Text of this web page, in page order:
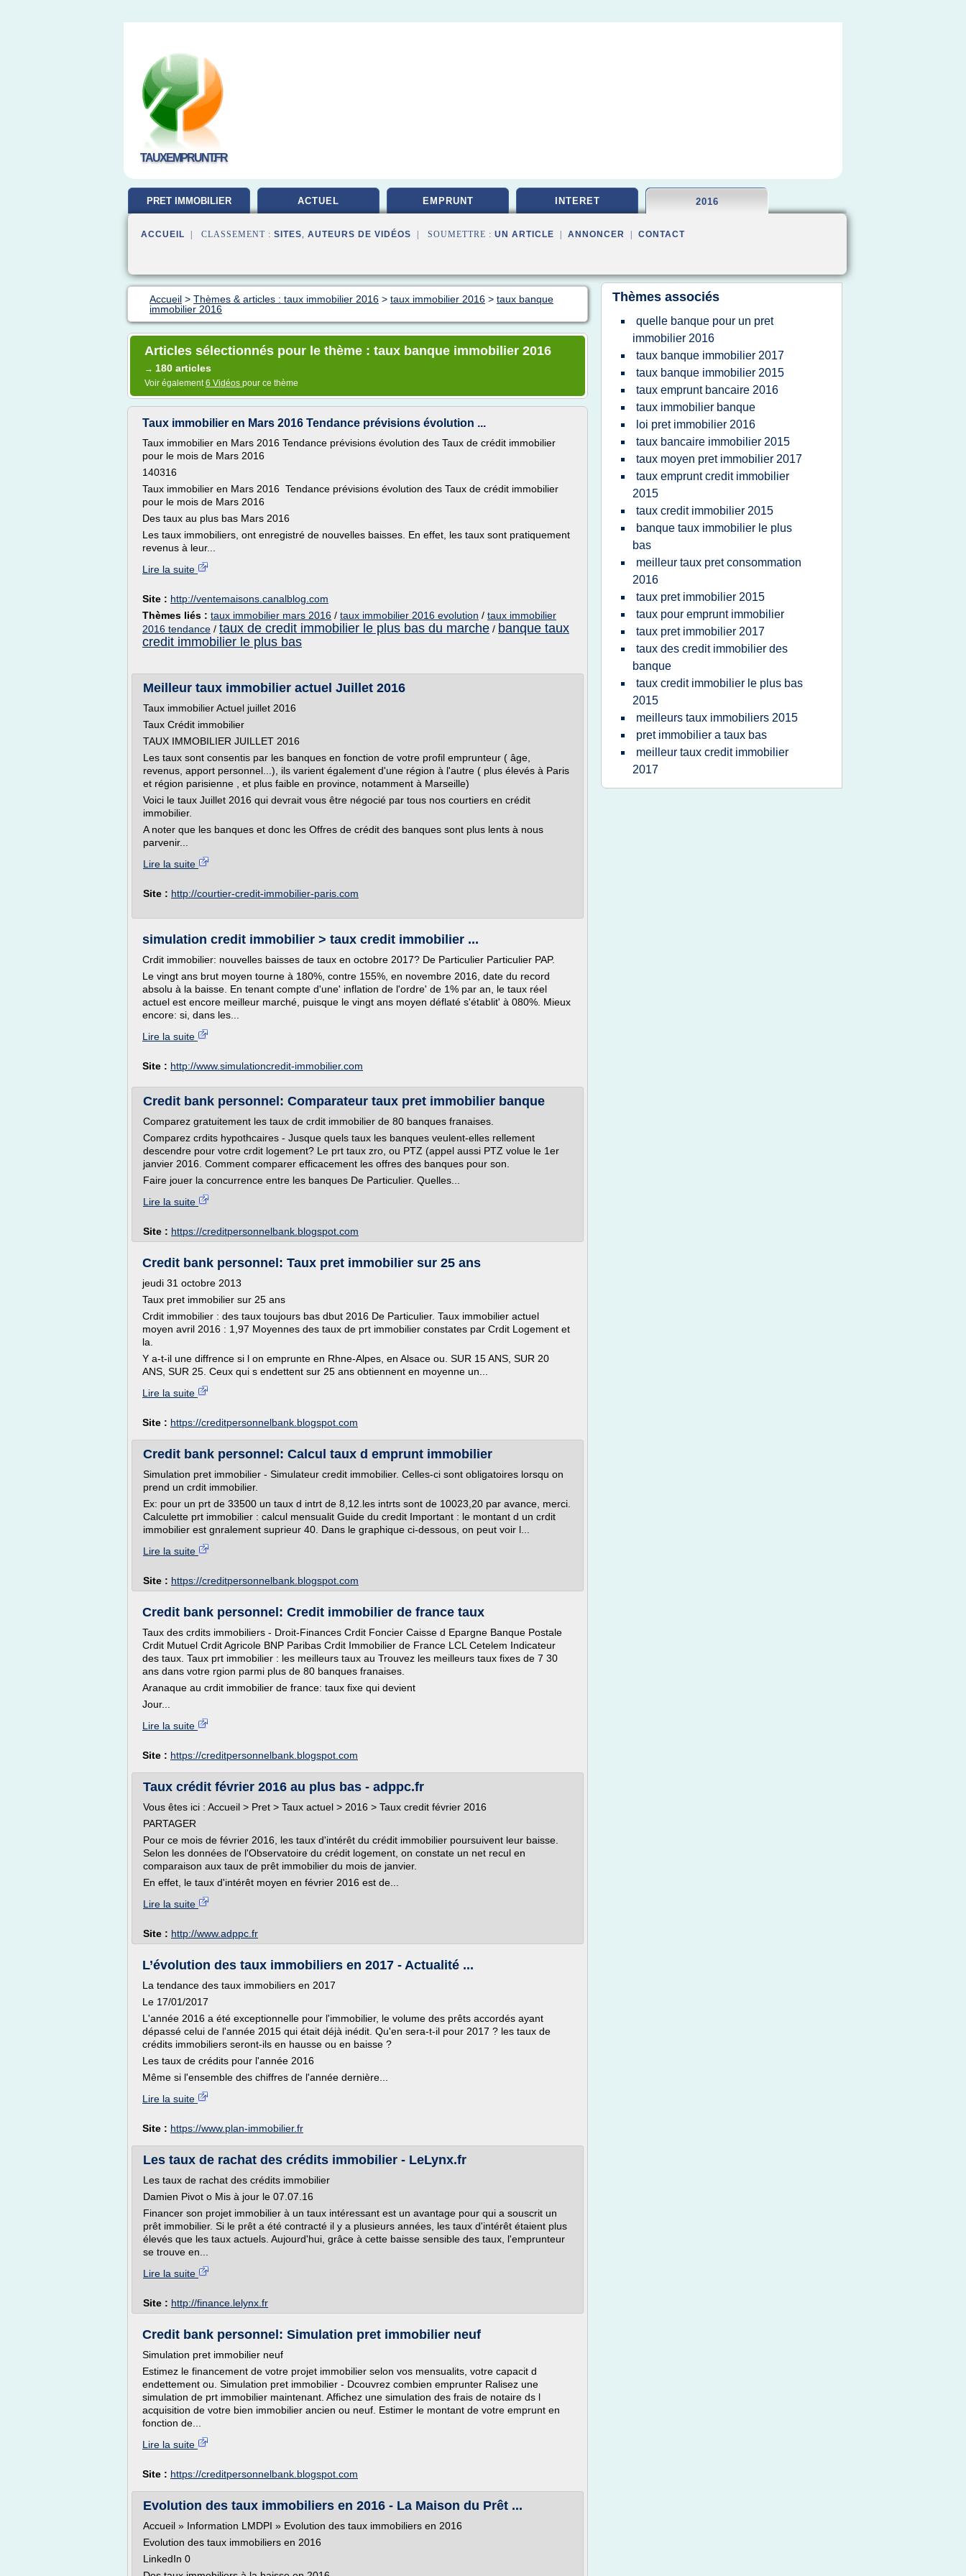
TAUXEMPRUNT.FR
PRET IMMOBILIER ACTUEL EMPRUNT INTERET 2016
ACCUEIL | CLASSEMENT : SITES, AUTEURS DE VIDÉOS | SOUMETTRE : UN ARTICLE ANNONCER CONTACT
Accueil > Thèmes & articles : taux immobilier 2016 > taux immobilier 2016 > taux banque
immobilier 2016
Articles sélectionnés pour le thème : taux banque immobilier 2016
→ 180 articles
Voir également6 Vidéos pour ce thème
Taux immobilier en Mars 2016 Tendance prévisions évolution ...
Taux immobilier en Mars 2016 Tendance prévisions évolution des Taux de crédit immobilier
pour le mois de Mars 2016
140316
Taux immobilier en Mars 2016 Tendance prévisions évolution des Taux de crédit immobilier
pour le mois de Mars 2016
Des taux au plus bas Mars 2016
Les taux immobiliers, ont enregistré de nouvelles baisses. En effet, les taux sont pratiquement
revenus à leur...
Lire la suite
Site : http://ventemaisons.canalblog.com
Thèmes liés : taux immobilier mars 2016 / taux immobilier 2016 evolution / taux immobilier
2016 tendance / taux de credit immobilier le plus bas du marche / banque taux
credit immobilier le plus bas
Meilleur taux immobilier actuel Juillet 2016
Taux immobilier Actuel juillet 2016
Taux Crédit immobilier
TAUX IMMOBILIER JUILLET 2016
Les taux sont consentis par les banques en fonction de votre profil emprunteur ( âge,
revenus, apport personnel...), ils varient également d'une région à l'autre ( plus élevés à Paris
et région parisienne , et plus faible en province, notamment à Marseille)
Voici le taux Juillet 2016 qui devrait vous être négocié par tous nos courtiers en crédit
immobilier.
A noter que les banques et donc les Offres de crédit des banques sont plus lents à nous
parvenir...
Lire la suite
Site : http://courtier-credit-immobilier-paris.com
simulation credit immobilier > taux credit immobilier ...
Crdit immobilier: nouvelles baisses de taux en octobre 2017? De Particulier Particulier PAP.
Le vingt ans brut moyen tourne à 180%, contre 155%, en novembre 2016, date du record
absolu à la baisse. En tenant compte d'une' inflation de l'ordre' de 1% par an, le taux réel
actuel est encore meilleur marché, puisque le vingt ans moyen déflaté s'établit' à 080%. Mieux
encore: si, dans les...
Lire la suite
Site : http://www.simulationcredit-immobilier.com
Credit bank personnel: Comparateur taux pret immobilier banque
Comparez gratuitement les taux de crdit immobilier de 80 banques franaises.
Comparez crdits hypothcaires - Jusque quels taux les banques veulent-elles rellement
descendre pour votre crdit logement? Le prt taux zro, ou PTZ (appel aussi PTZ volue le 1er
janvier 2016. Comment comparer efficacement les offres des banques pour son.
Faire jouer la concurrence entre les banques De Particulier. Quelles...
Lire la suite
Site : https://creditpersonnelbank.blogspot.com
Credit bank personnel: Taux pret immobilier sur 25 ans
jeudi 31 octobre 2013
Taux pret immobilier sur 25 ans
Crdit immobilier : des taux toujours bas dbut 2016 De Particulier. Taux immobilier actuel
moyen avril 2016 : 1,97 Moyennes des taux de prt immobilier constates par Crdit Logement et
la.
Y a-t-il une diffrence si l on emprunte en Rhne-Alpes, en Alsace ou. SUR 15 ANS, SUR 20
ANS, SUR 25. Ceux qui s endettent sur 25 ans obtiennent en moyenne un...
Lire la suite
Site : https://creditpersonnelbank.blogspot.com
Credit bank personnel: Calcul taux d emprunt immobilier
Simulation pret immobilier - Simulateur credit immobilier. Celles-ci sont obligatoires lorsqu on
prend un crdit immobilier.
Ex: pour un prt de 33500 un taux d intrt de 8,12.les intrts sont de 10023,20 par avance, merci.
Calculette prt immobilier : calcul mensualit Guide du credit Important : le montant d un crdit
immobilier est gnralement suprieur 40. Dans le graphique ci-dessous, on peut voir l...
Lire la suite
Site : https://creditpersonnelbank.blogspot.com
Credit bank personnel: Credit immobilier de france taux
Taux des crdits immobiliers - Droit-Finances Crdit Foncier Caisse d Epargne Banque Postale
Crdit Mutuel Crdit Agricole BNP Paribas Crdit Immobilier de France LCL Cetelem Indicateur
des taux. Taux prt immobilier : les meilleurs taux au Trouvez les meilleurs taux fixes de 7 30
ans dans votre rgion parmi plus de 80 banques franaises.
Aranaque au crdit immobilier de france: taux fixe qui devient
Jour...
Lire la suite
Site : https://creditpersonnelbank.blogspot.com
Taux crédit février 2016 au plus bas - adppc.fr
Vous êtes ici : Accueil > Pret > Taux actuel > 2016 > Taux credit février 2016
PARTAGER
Pour ce mois de février 2016, les taux d'intérêt du crédit immobilier poursuivent leur baisse.
Selon les données de l'Observatoire du crédit logement, on constate un net recul en
comparaison aux taux de prêt immobilier du mois de janvier.
En effet, le taux d'intérêt moyen en février 2016 est de...
Lire la suite
Site : http://www.adppc.fr
L’évolution des taux immobiliers en 2017 - Actualité ...
La tendance des taux immobiliers en 2017
Le 17/01/2017
L'année 2016 a été exceptionnelle pour l'immobilier, le volume des prêts accordés ayant
dépassé celui de l'année 2015 qui était déjà inédit. Qu'en sera-t-il pour 2017 ? les taux de
crédits immobiliers seront-ils en hausse ou en baisse ?
Les taux de crédits pour l'année 2016
Même si l'ensemble des chiffres de l'année dernière...
Lire la suite
Site : https://www.plan-immobilier.fr
Les taux de rachat des crédits immobilier - LeLynx.fr
Les taux de rachat des crédits immobilier
Damien Pivot o Mis à jour le 07.07.16
Financer son projet immobilier à un taux intéressant est un avantage pour qui a souscrit un
prêt immobilier. Si le prêt a été contracté il y a plusieurs années, les taux d'intérêt étaient plus
élevés que les taux actuels. Aujourd'hui, grâce à cette baisse sensible des taux, l'emprunteur
se trouve en...
Lire la suite
Site : http://finance.lelynx.fr
Credit bank personnel: Simulation pret immobilier neuf
Simulation pret immobilier neuf
Estimez le financement de votre projet immobilier selon vos mensualits, votre capacit d
endettement ou. Simulation pret immobilier - Dcouvrez combien emprunter Ralisez une
simulation de prt immobilier maintenant. Affichez une simulation des frais de notaire ds l
acquisition de votre bien immobilier ancien ou neuf. Estimer le montant de votre emprunt en
fonction de...
Lire la suite
Site : https://creditpersonnelbank.blogspot.com
Evolution des taux immobiliers en 2016 - La Maison du Prêt ...
Accueil » Information LMDPI » Evolution des taux immobiliers en 2016
Evolution des taux immobiliers en 2016
LinkedIn 0
Thèmes associés
quelle banque pour un pret
immobilier 2016
taux banque immobilier 2017
taux banque immobilier 2015
taux emprunt bancaire 2016
taux immobilier banque
loi pret immobilier 2016
taux bancaire immobilier 2015
taux moyen pret immobilier 2017
taux emprunt credit immobilier
2015
taux credit immobilier 2015
banque taux immobilier le plus
bas
meilleur taux pret consommation
2016
taux pret immobilier 2015
taux pour emprunt immobilier
taux pret immobilier 2017
taux des credit immobilier des
banque
taux credit immobilier le plus bas
2015
meilleurs taux immobiliers 2015
pret immobilier a taux bas
meilleur taux credit immobilier
2017